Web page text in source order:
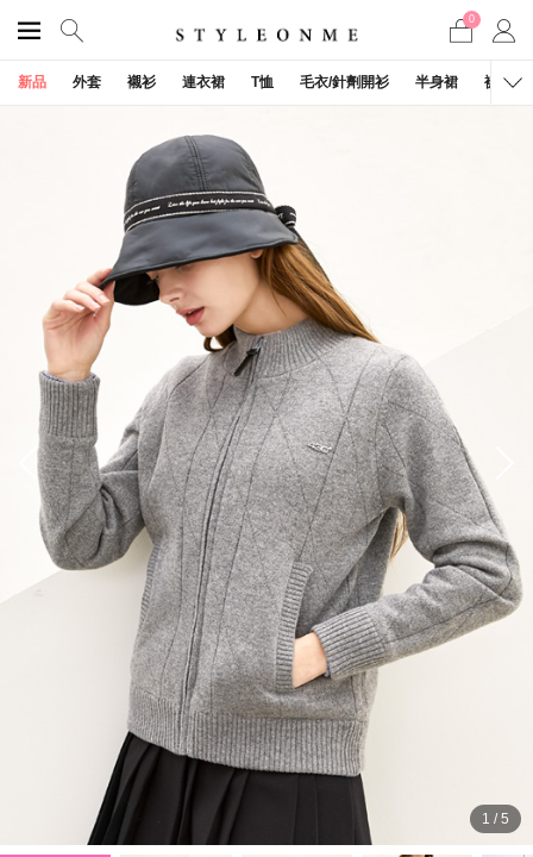
0
新品 外套 襯衫 連衣裙 T恤 毛衣/針劑開衫 半身裙 褲子
1 /5